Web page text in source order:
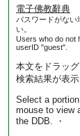
電子佛教辭典
パスワードがない
い。
Users who do not
userID "guest".
本文をドラッ
検索結果が表示
Select a
mouse to view
the DDB. ・